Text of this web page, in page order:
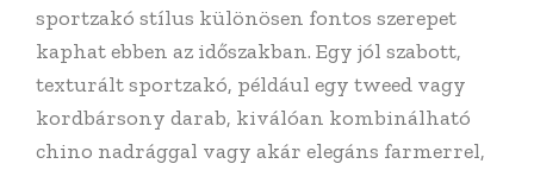
sportzakó stílus különösen fontos szerepet
kaphat ebben az időszakban. Egy jól szabott,
texturált sportzakó, például egy tweed vagy
kordbársony darab, kiválóan kombinálható
chino nadrággal vagy akár elegáns farmerrel,